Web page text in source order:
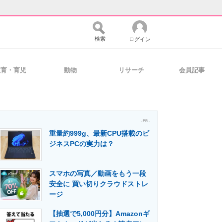
ュニティ マーケ×ITの今がよく分かる
活用を支援
検索 ログイン
・育児 動物 リサーチ 会員記事
- PR -
重量約999g、最新CPU搭載のビ
ジネスPCの実力は？
スマホの写真／動画をもう一段
安全に 買い切りクラウドストレ
ージ
【抽選で5,000円分】Amazonギ